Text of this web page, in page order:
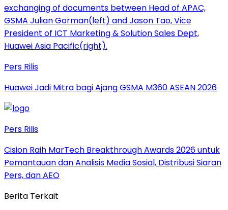
Pers Rilis
Huawei Jadi Mitra bagi Ajang GSMA M360 ASEAN 2026
Pers Rilis
Cision Raih MarTech Breakthrough Awards 2026 untuk
Pemantauan dan Analisis Media Sosial, Distribusi Siaran
Pers, dan AEO
Berita Terkait